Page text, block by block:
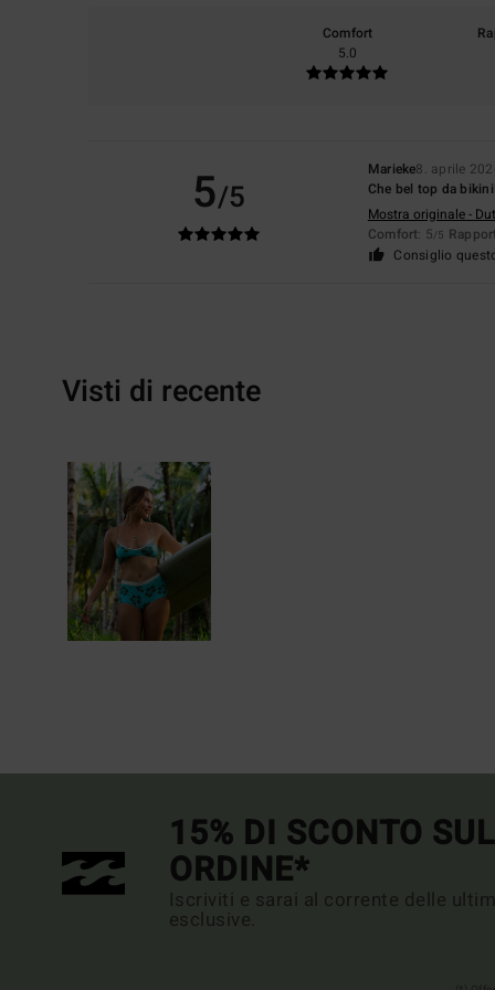
Comfort
5.0
5/5
Marieke8. aprile
Che bel top da
Mostra originale -
Comfort: 5/5
Consiglio
Visti di recente
15% DI SCONTO
ORDINE*
Iscriviti e sarai al corrente delle
esclusive.